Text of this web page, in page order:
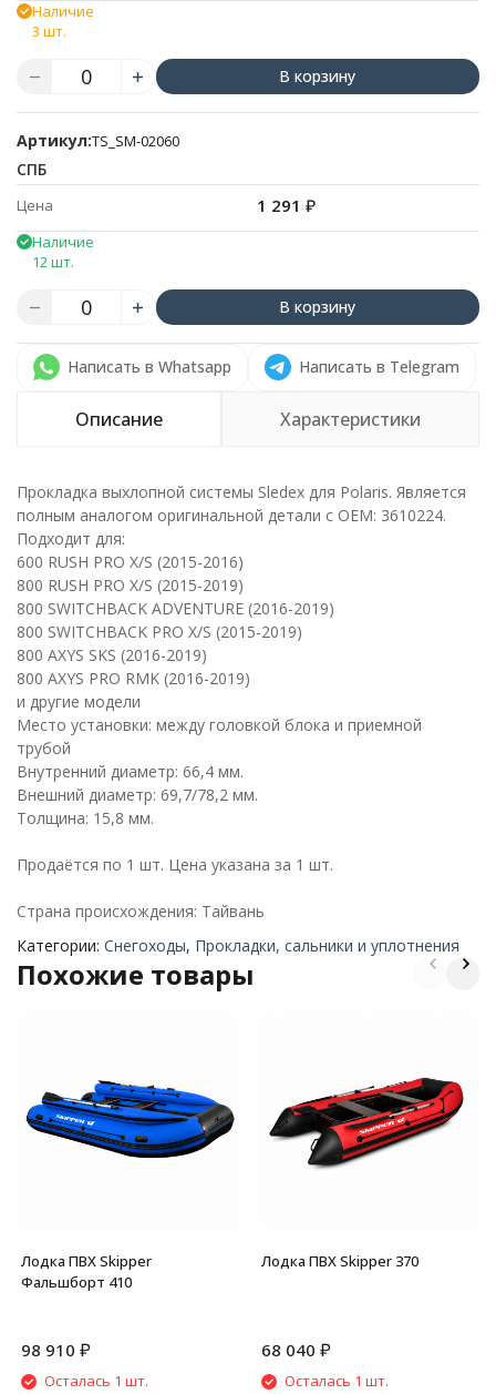
Наличие
3 шт.
В корзину
Артикул:TS_SM-02060
СПБ
Цена 1 291 ₽
Наличие
12 шт.
В корзину
Написать в Whatsapp Написать в Telegram
Описание Характеристики
Прокладка выхлопной системы Sledex для Polaris. Является
полным аналогом оригинальной детали с ОЕМ: 3610224.
Подходит для:
600 RUSH PRO X/S (2015-2016)
800 RUSH PRO X/S (2015-2019)
800 SWITCHBACK ADVENTURE (2016-2019)
800 SWITCHBACK PRO X/S (2015-2019)
800 AXYS SKS (2016-2019)
800 AXYS PRO RMK (2016-2019)
и другие модели
Место установки: между головкой блока и приемной
трубой
Внутренний диаметр: 66,4 мм.
Внешний диаметр: 69,7/78,2 мм.
Толщина: 15,8 мм.
Продаётся по 1 шт. Цена указана за 1 шт.
Страна происхождения: Тайвань
Категории: Снегоходы, Прокладки, сальники и уплотнения
Похожие товары
Лодка ПВХ Skipper
Фальшборт 410
98 910 ₽
Осталась 1 шт.
Лодка ПВХ Skipper 370
68 040 ₽
Осталась 1 шт.